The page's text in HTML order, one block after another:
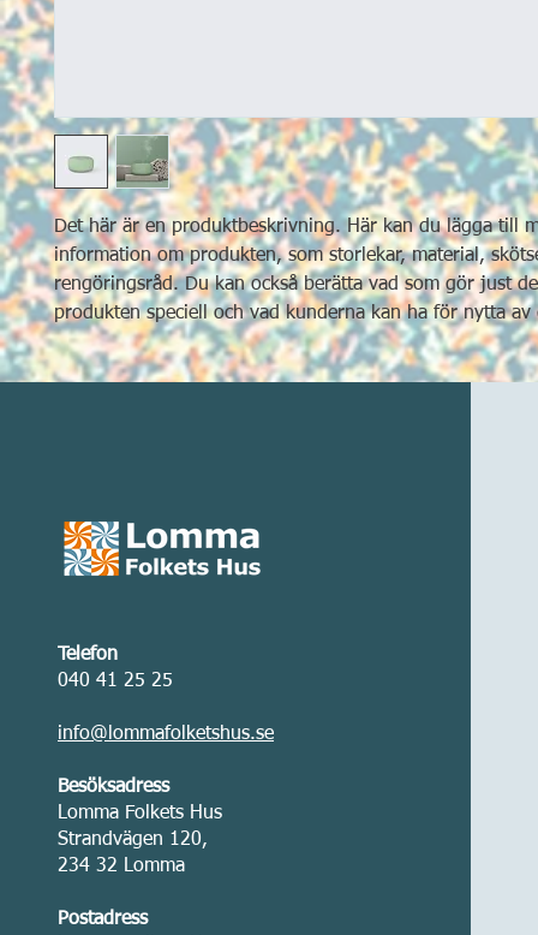
Det här är en produktbeskrivning. Här kan du lägga till
information om produkten, som storlekar, material,
rengöringsråd. Du kan också berätta vad som gör just
produkten speciell och vad kunderna kan ha för nytta av
Telefon
040 41 25 25
info@lommafolketshus.se
Besöksadress
Lomma Folkets Hus
Strandvägen 120,
234 32 Lomma
Postadress